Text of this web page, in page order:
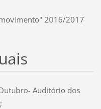
2016/2017
Auditório dos